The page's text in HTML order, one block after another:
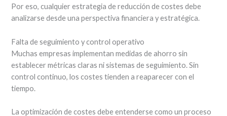
Por eso, cualquier estrategia de reducción de costes debe
analizarse desde una perspectiva financiera y estratégica.
Falta de seguimiento y control operativo
Muchas empresas implementan medidas de ahorro sin
establecer métricas claras ni sistemas de seguimiento. Sin
control continuo, los costes tienden a reaparecer con el
tiempo.
La optimización de costes debe entenderse como un proceso